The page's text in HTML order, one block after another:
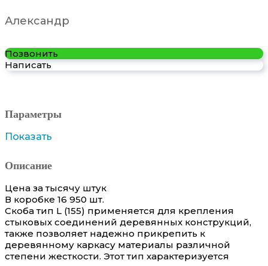
Александр
Позвонить
Написать
Параметры
Показать
Описание
Цена за тысячу штук
В коробке 16 950 шт.
Скоба тип L (155) применяется для крепления
стыковых соединений деревянных конструкций,
также позволяет надежно прикрепить к
деревянному каркасу материалы различной
степени жесткости. Этот тип характеризуется